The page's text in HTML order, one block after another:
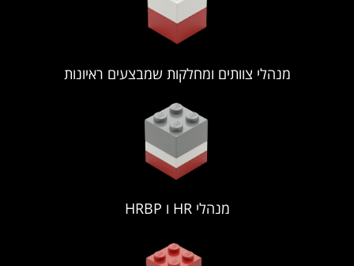
מנהלי צוותים ומחלקות שמבצעים ראיונות
מנהלי HR ו HRBP